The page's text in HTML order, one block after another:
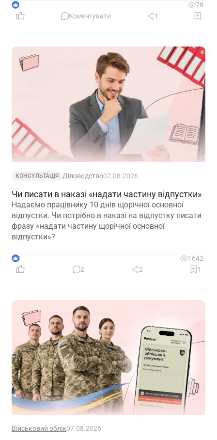
врахувати специфіку їхньої діяльності та усунути
практичні труднощі із виконанням законодавчих
1
78
Коментувати
1
КОНСУЛЬТАЦІЯ Діловодство07.08.2026
Чи писати в наказі «надати частину відпустки»
Надаємо працівнику 10 днів щорічної основної
відпустки. Чи потрібно в наказі на відпустку писати
фразу «надати частину щорічної основної
відпустки»?
3
1642
2
2 1
Військовий облік07.08.2026